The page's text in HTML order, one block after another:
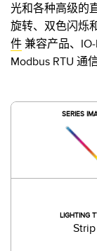
光和各种高级的
旋转、双色闪烁
件 兼容产品、
Modbus RTU 通
SERIES
LIGHTING
Strip